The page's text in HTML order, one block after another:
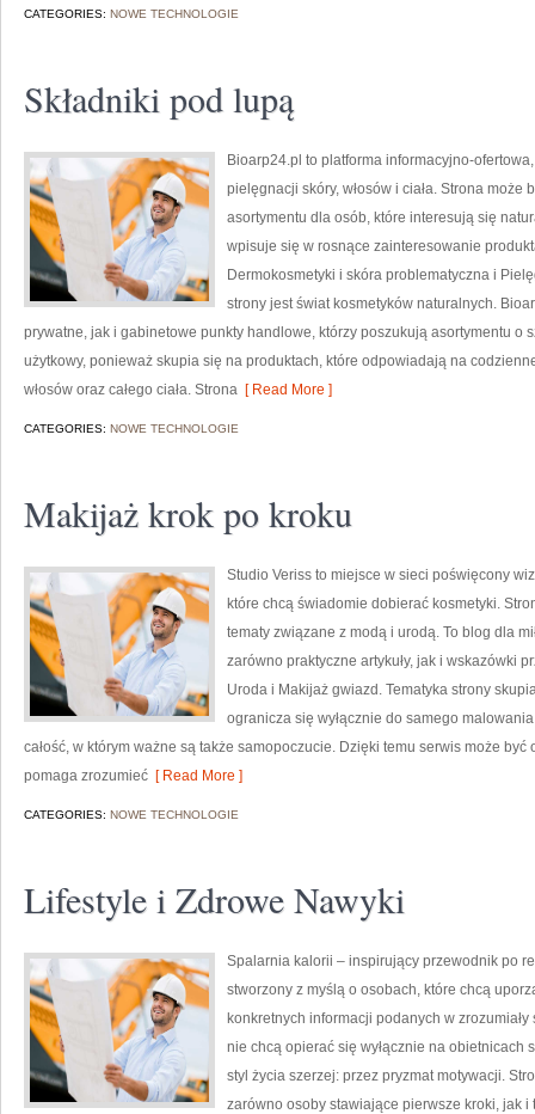
CATEGORIES: NOWE TECHNOLOGIE
Składniki pod lupą
Bioarp24.pl to platforma informacyjno-
pielęgnacji skóry, włosów i ciała. Strona
asortymentu dla osób, które interesują się
wpisuje się w rosnące zainteresowanie
Dermokosmetyki i skóra problematyczna i
strony jest świat kosmetyków naturalnych.
prywatne, jak i gabinetowe punkty handlowe, którzy poszukują asortymentu o
użytkowy, ponieważ skupia się na produktach, które odpowiadają na
włosów oraz całego ciała. Strona [ Read More ]
CATEGORIES: NOWE TECHNOLOGIE
Makijaż krok po kroku
Studio Veriss to miejsce w sieci poświęcony
które chcą świadomie dobierać kosmetyki.
tematy związane z modą i urodą. To blog dla
zarówno praktyczne artykuły, jak i wskazówki
Uroda i Makijaż gwiazd. Tematyka strony
ogranicza się wyłącznie do samego
całość, w którym ważne są także samopoczucie. Dzięki temu serwis może
pomaga zrozumieć [ Read More ]
CATEGORIES: NOWE TECHNOLOGIE
Lifestyle i Zdrowe Nawyki
Spalarnia kalorii – inspirujący przewodnik po
stworzony z myślą o osobach, które chcą
konkretnych informacji podanych w
nie chcą opierać się wyłącznie na obietnicach
styl życia szerzej: przez pryzmat motywacji.
zarówno osoby stawiające pierwsze kroki, jak